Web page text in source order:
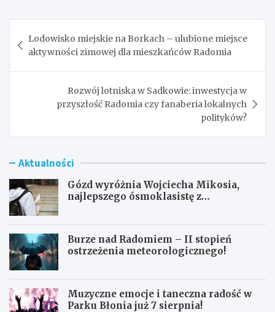
wpisu
Lodowisko miejskie na Borkach – ulubione miejsce
aktywności zimowej dla mieszkańców Radomia
Rozwój lotniska w Sadkowie: inwestycja w
przyszłość Radomia czy fanaberia lokalnych
polityków?
Aktualności
Gózd wyróżnia Wojciecha Mikosia,
najlepszego ósmoklasistę z
Burze nad Radomiem – II stopień
ostrzeżenia meteorologicznego!
Muzyczne emocje i taneczna radość w
Parku Błonia już 7 sierpnia!